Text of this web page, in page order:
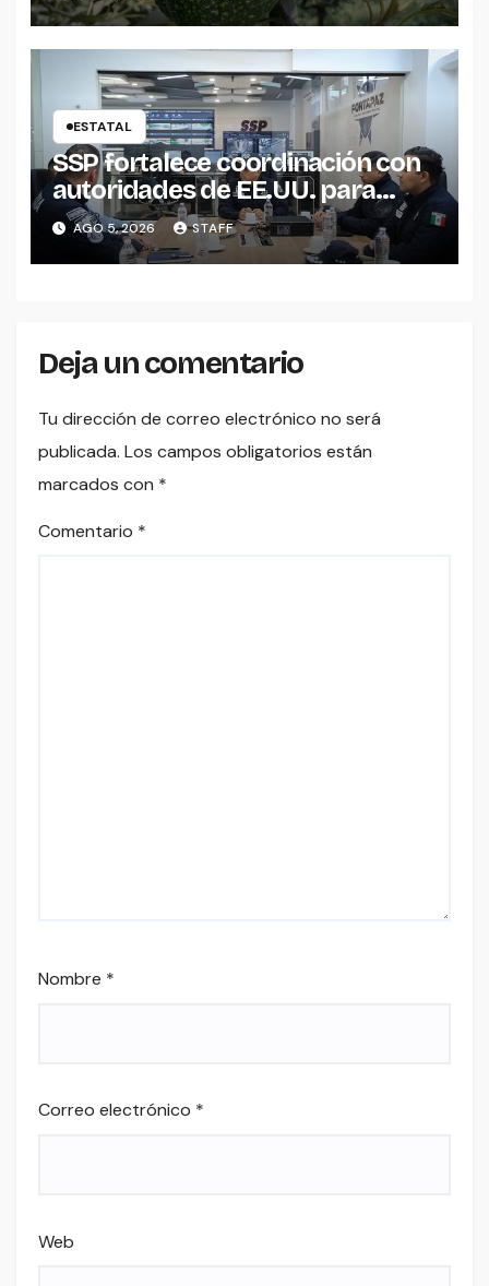
ESTATAL
SSP fortalece coordinación con
autoridades de EE.UU. para
reforzar seguridad en la región
aguacatera
AGO 5, 2026 STAFF
Deja un comentario
Tu dirección de correo electrónico no será
publicada. Los campos obligatorios están
marcados con *
Comentario *
Nombre *
Correo electrónico *
Web